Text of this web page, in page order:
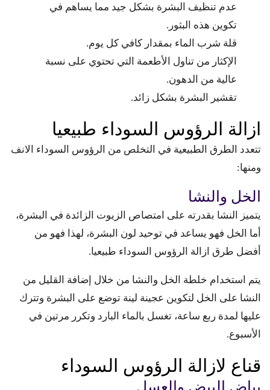
عدم تنظيف البشرة بشكل جيد مما يساهم في
تكوين هذه البثور.
قلة شرب الماء بمقدار كافي كل يوم.
الإكثار من تناول الأطعمة التي تحتوي على نسبة
عالية من الدهون.
تقشير البشرة بشكل زائد.
ازالة الرؤوس السوداء طبيعيا
تتعدد الطرق الطبيعية في التخلص من الرؤوس السوداء الانف
ومنها:
الخل والنشا
يتميز النشا بقدرته على امتصاص الزيوت الزائدة في البشرة،
أما الخل فهو يساعد في توحيد لون البشرة، لهذا فهو من
أفضل طرق ازالة الرؤوس السوداء طبيعيا.
يتم استخدام خلطة الخل والنشا من خلال إضافة القليل من
النشا على الخل لتكوين عجينة لينة توضع على البشرة وتترك
عليها لمدة ربع ساعة، تغسل بالماء البارد وتكرر مرتين في
الأسبوع.
قناع لازالة الرؤوس السوداء
بياض البيض والعسل